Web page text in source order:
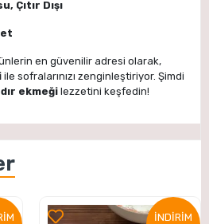
Çıtır Dışı
en güvenilir adresi olarak,
ile sofralarınızı zenginleştiriyor. Şimdi
ekmeği lezzetini keşfedin!
İNDİRİM